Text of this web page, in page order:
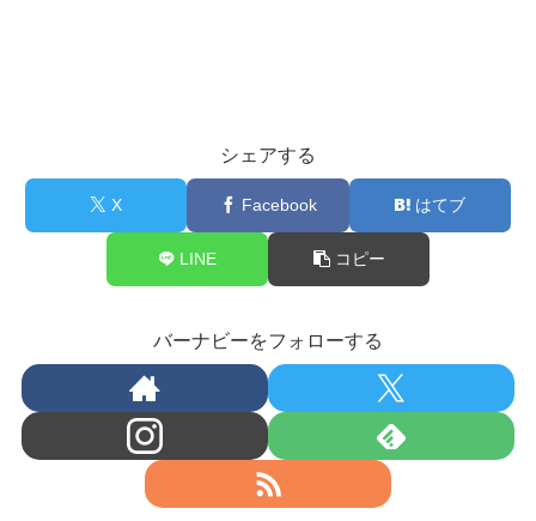
シェアする
X Facebook はてブ
LINE コピー
バーナビーをフォローする